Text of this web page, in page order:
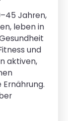
Jahren,
leben in
und
aktiven,